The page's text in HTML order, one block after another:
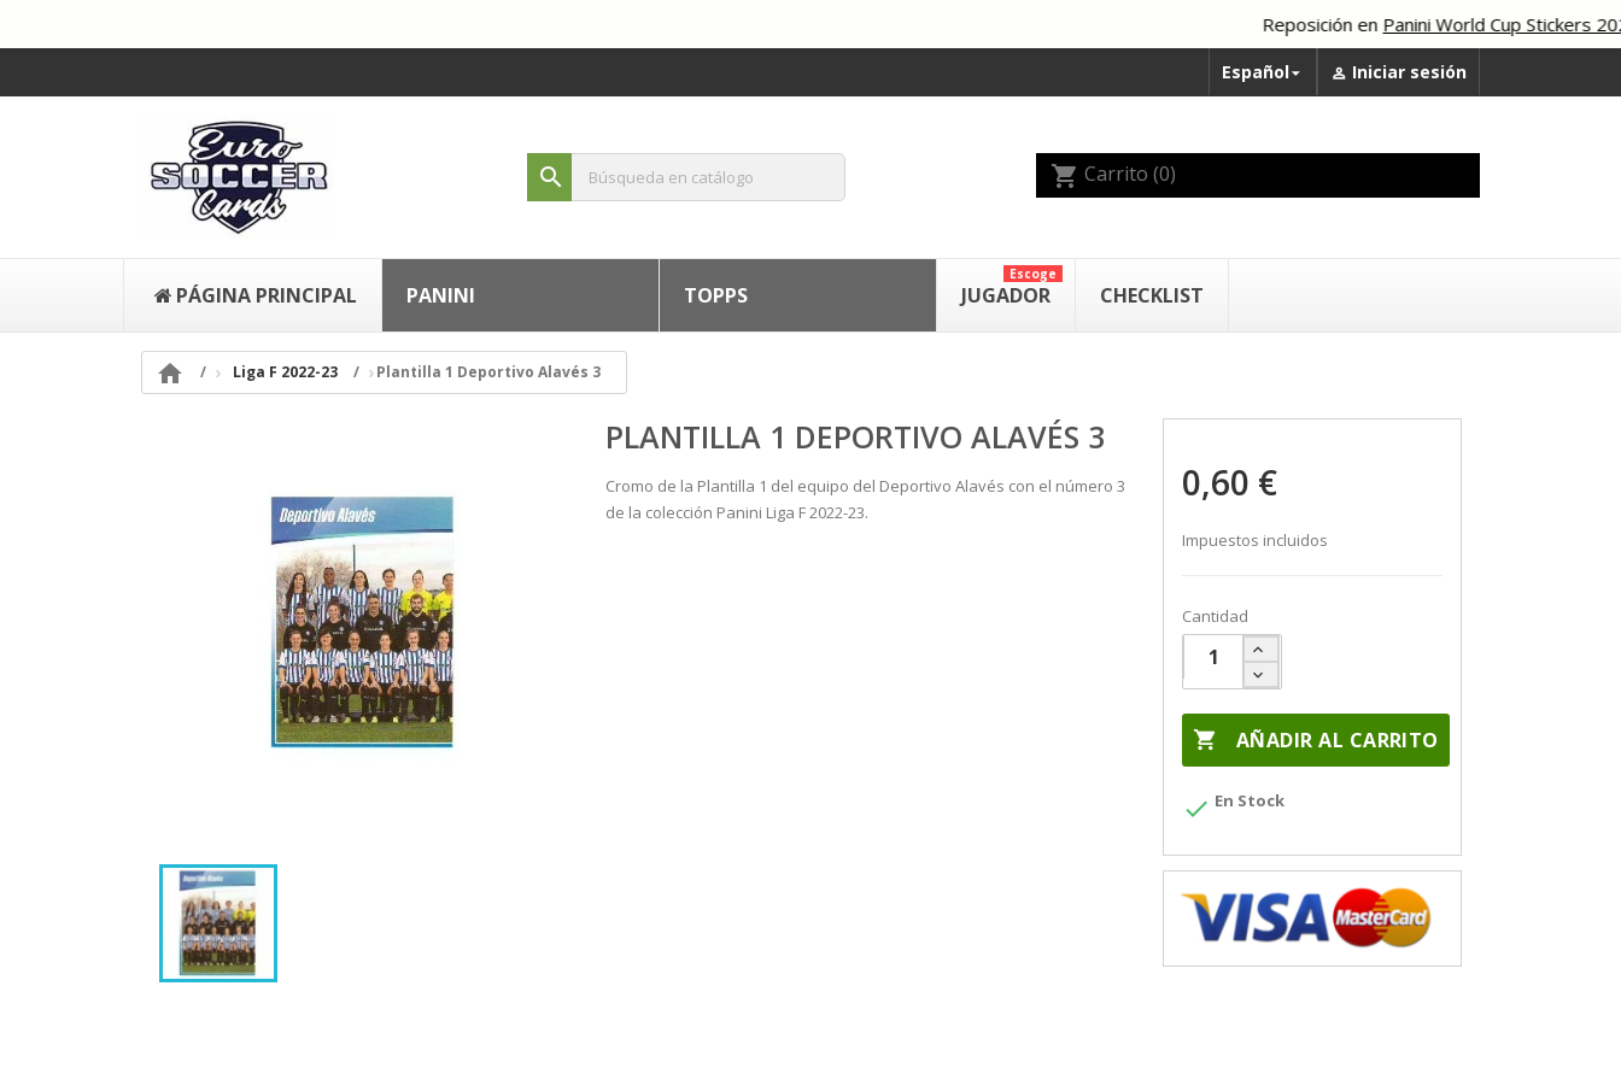
Reposición enPanini World Cup Stickers
Español  Iniciar sesión
search shopping_cart Carrito (0)
PÁGINA PRINCIPAL PANINI TOPPS JUGADOR
Escoge
CHECKLIST
 Liga F 2022-23 Plantilla 1 Deportivo Alavés 3
PLANTILLA 1 DEPORTIVO ALAVÉS 3
Cromo de la Plantilla 1 del equipo del Deportivo Alavés con el número 3
de la colección Panini Liga F 2022-23.
0,60 €
Impuestos incluidos
Cantidad
 AÑADIR AL CARRITO
 En Stock